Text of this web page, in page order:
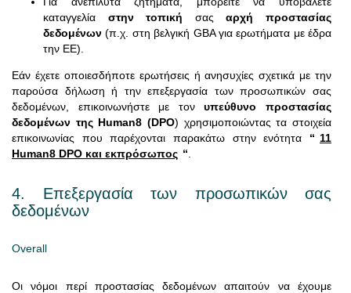
καταγγελία στην τοπική σαςαρχή προστασίας
δεδομένων(π.χ. στη βελγική GBA για ερωτήματα με έδρα
την ΕΕ).
Εάν έχετε οποιεσδήποτε ερωτήσεις ή ανησυχίες σχετικά με την
παρούσα δήλωση ή την επεξεργασία των προσωπικών σας
δεδομένων, επικοινωνήστε με τονυπεύθυνο προστασίας
δεδομένων της Human8 (DPO) χρησιμοποιώντας τα στοιχεία
επικοινωνίας που παρέχονται παρακάτω στην ενότητα “ 11
Human8 DPO και εκπρόσωπος “
4. Επεξεργασία των προσωπικών σας
δεδομένων
Overall
Οι νόμοι περί προστασίας δεδομένων απαιτούν να έχουμε